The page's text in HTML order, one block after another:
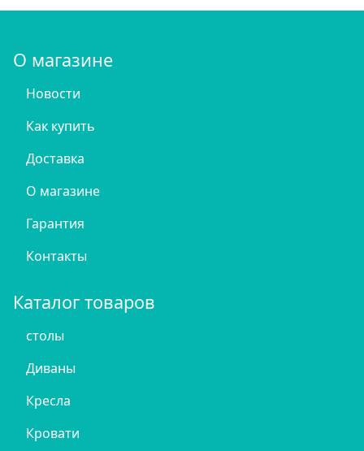
О магазине
Новости
Как купить
Доставка
О магазине
Гарантия
Контакты
Каталог товаров
столы
Диваны
Кресла
Кровати